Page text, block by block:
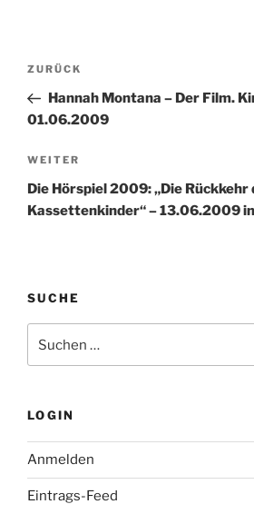
Beitragsnavigation
Vorheriger
Beitrag
ZURÜCK
Hannah Montana – Der Film.
01.06.2009
Nächster
Beitrag
WEITER
Die Hörspiel 2009: „Die Rückkehr
Kassettenkinder“ – 13.06.2009
SUCHE
nach:
LOGIN
Anmelden
Eintrags-Feed